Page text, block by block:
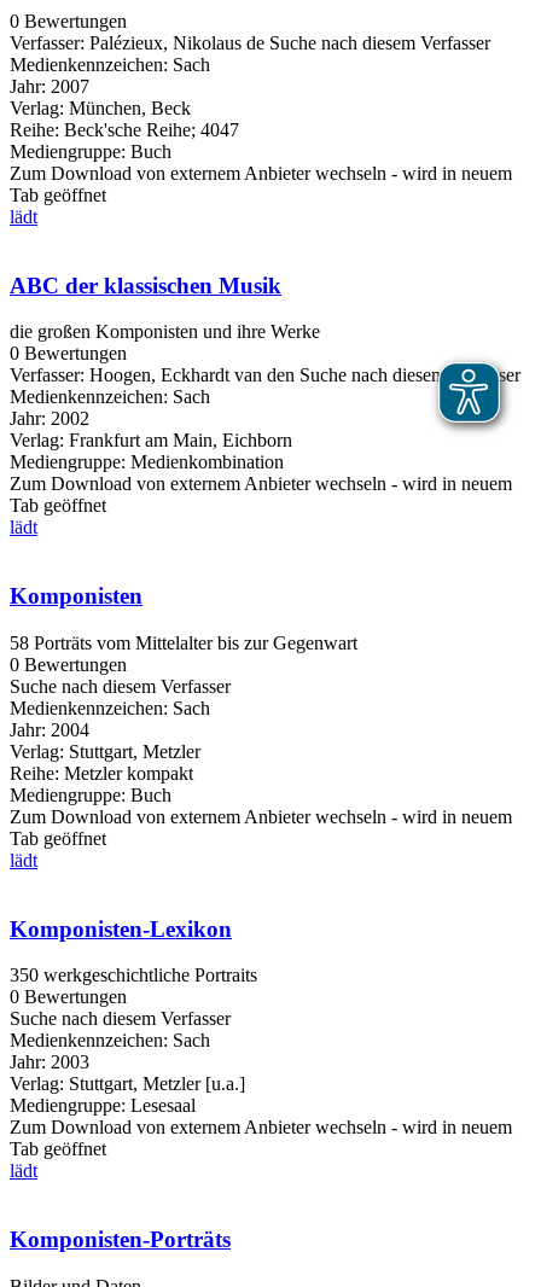
0 Bewertungen
Verfasser: Palézieux, Nikolaus de Suche nach diesem Verfasser
Medienkennzeichen: Sach
Jahr: 2007
Verlag: München, Beck
Reihe: Beck'sche Reihe; 4047
Mediengruppe: Buch
Zum Download von externem Anbieter wechseln - wird in neuem
Tab geöffnet
lädt
ABC der klassischen Musik
die großen Komponisten und ihre Werke
0 Bewertungen
Verfasser: Hoogen, Eckhardt van den Suche nach diesem Verfasser
Medienkennzeichen: Sach
Jahr: 2002
Verlag: Frankfurt am Main, Eichborn
Mediengruppe: Medienkombination
Zum Download von externem Anbieter wechseln - wird in neuem
Tab geöffnet
lädt
Komponisten
58 Porträts vom Mittelalter bis zur Gegenwart
0 Bewertungen
Suche nach diesem Verfasser
Medienkennzeichen: Sach
Jahr: 2004
Verlag: Stuttgart, Metzler
Reihe: Metzler kompakt
Mediengruppe: Buch
Zum Download von externem Anbieter wechseln - wird in neuem
Tab geöffnet
lädt
Komponisten-Lexikon
350 werkgeschichtliche Portraits
0 Bewertungen
Suche nach diesem Verfasser
Medienkennzeichen: Sach
Jahr: 2003
Verlag: Stuttgart, Metzler [u.a.]
Mediengruppe: Lesesaal
Zum Download von externem Anbieter wechseln - wird in neuem
Tab geöffnet
lädt
Komponisten-Porträts